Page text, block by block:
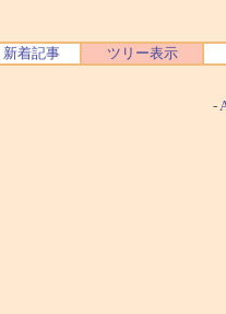
新着記事 ツリー表示
-